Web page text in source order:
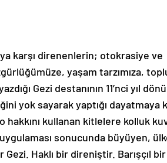
karşı direnenlerin; otokrasiye ve
yaşam tarzımıza,
Gezi destanının 11’nci yıl
yok sayarak yaptığı dayatmaya
kullanan kitlelere kolluk
sonucunda büyüyen,
Haklı bir direniştir. Barışçıl